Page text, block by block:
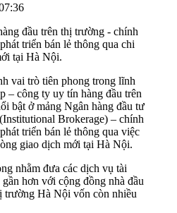
đầu trên thị trường - chính
triển bán lẻ thông qua chi
tại Hà Nội.
vai trò tiên phong trong lĩnh
– công ty uy tín hàng đầu trên
bật ở mảng Ngân hàng đầu tư
Brokerage) – chính
triển bán lẻ thông qua việc
giao dịch mới tại Hà Nội.
nhằm đưa các dịch vụ tài
hơn với cộng đồng nhà đầu
trường Hà Nội vốn còn nhiều